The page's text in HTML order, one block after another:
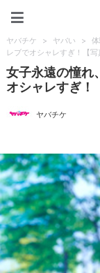
ヤバチケ > ヤバい >
レブでオシャレすぎ！【写
女子永遠の憧れ
オシャレすぎ！
ヤバチケ